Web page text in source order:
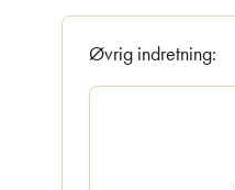
Øvrig indretning: